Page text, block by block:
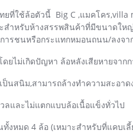
ยที่ใช้ล้อตัวนี้ Big C ,แมคโคร,villa
สำหรับห้างสรรพสินค้าที่มีขนาดให
รชนหรือกระแทกหมอนถนน/ลงจา
ยไม่เกิดปัญหา ล้อหลังเสียหายจาก
ป็นสนิม,สามารถล้างทำความสะอ
และไม่แตกแบบล้อเนื้อแข็งทั่วไป
หมด 4 ล้อ (เหมาะสำหรับที่แคบเลี้